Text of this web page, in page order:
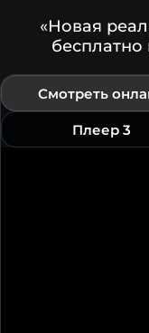
«Новая
Смотреть
Плеер 3